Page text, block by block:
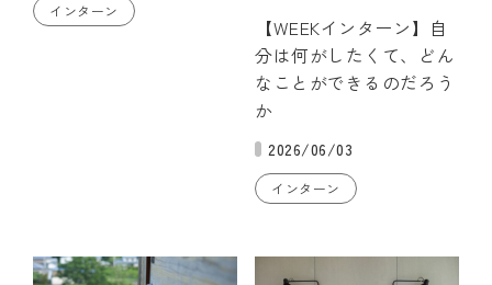
インターン
【WEEKインターン】自
分は何がしたくて、どん
なことができるのだろう
か
2026/06/03
インターン